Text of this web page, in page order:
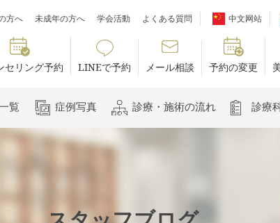
方へ 未成年の方へ 学会活動 よくある質問 中文网站
セリング予約 LINEで予約 メール相談 予約の変更
覧 症例写真 診療・施術の流れ 診療